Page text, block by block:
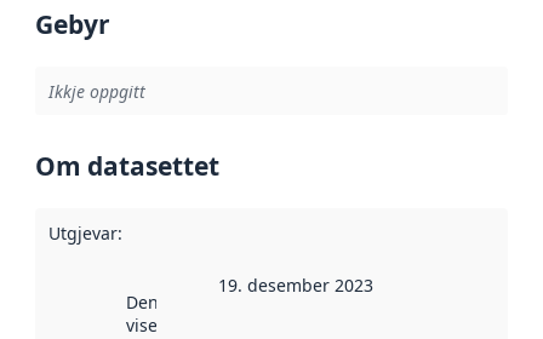
Gebyr
Ikkje oppgitt
Om datasettet
Utgjevar:
Denne datoen
viser når
19. desember 2023